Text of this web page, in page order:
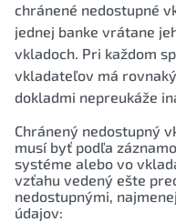
chránené nedostupné
jednej banke vrátane
vkladoch. Pri každom
vkladateľov má
dokladmi nepreukáže
Chránený nedostupný
musí byť podľa
systéme alebo vo
vzťahu vedený ešte
nedostupnými,
údajov: